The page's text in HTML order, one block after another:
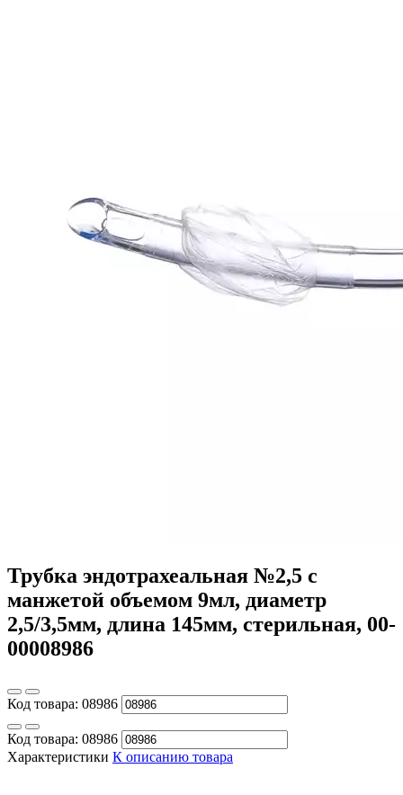
Трубка эндотрахеальная №2,5 с
манжетой объемом 9мл, диаметр
2,5/3,5мм, длина 145мм, стерильная, 00-
00008986
Код товара: 08986
Код товара: 08986
Характеристики К описанию товара